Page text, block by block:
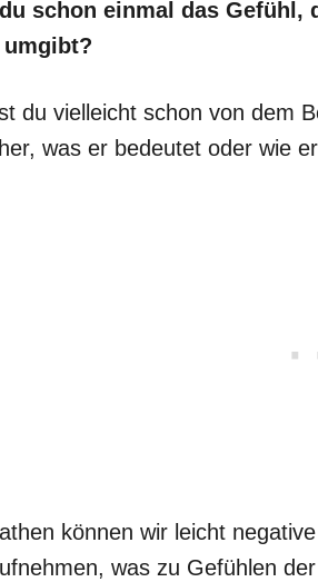
schon einmal das Gefühl,
umgibt?
du vielleicht schon von dem
was er bedeutet oder wie
können wir leicht
was zu Gefühlen